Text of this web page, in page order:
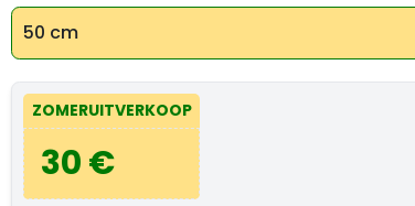
50 cm
ZOMERUITVERKOOP
30 €